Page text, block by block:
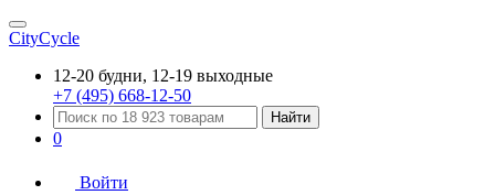
CityCycle
12-20 будни, 12-19 выходные
+7 (495) 668-12-50
Найти
0
Войти